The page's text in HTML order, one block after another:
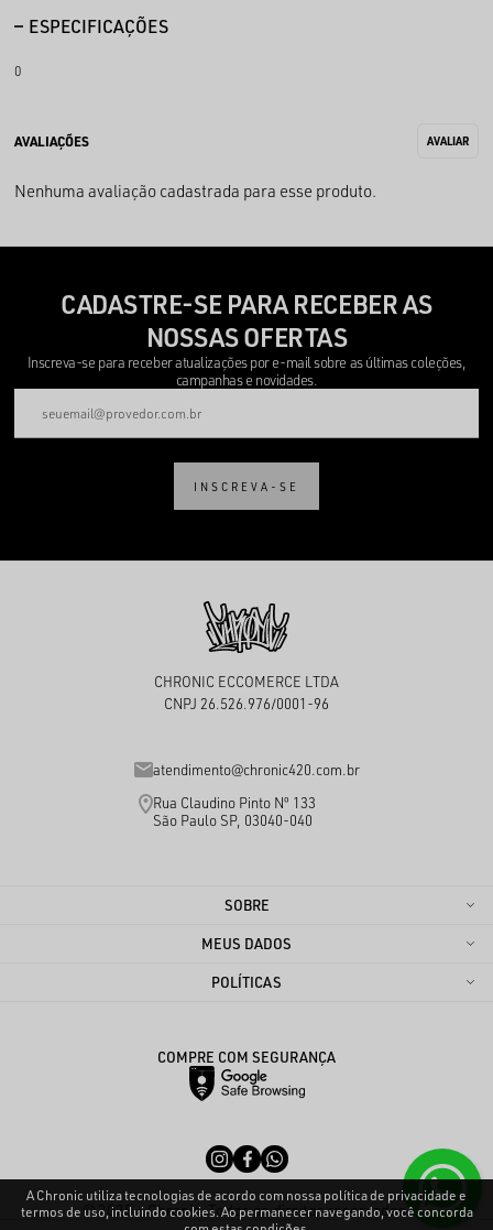
ESPECIFICAÇÕES
0
Nenhuma avaliação cadastrada para esse produto.
CADASTRE-SE PARA RECEBER AS
NOSSAS OFERTAS
Inscreva-se para receber atualizações por e-mail sobre as últimas coleções,
campanhas e novidades.
INSCREVA-SE
CHRONIC ECCOMERCE LTDA
CNPJ 26.526.976/0001-96
atendimento@chronic420.com.br
Rua Claudino Pinto Nº 133
São Paulo SP, 03040-040
SOBRE
MEUS DADOS
POLÍTICAS
COMPRE COM SEGURANÇA
© 2025 - Chronic. Todos os direitos reservados.
A Chronic utiliza tecnologias de acordo com nossa política de privacidade e
termos de uso, incluindo cookies. Ao permanecer navegando, você concorda